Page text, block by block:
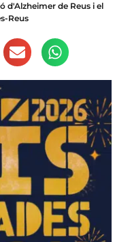
d'Alzheimer de Reus i el
Reus